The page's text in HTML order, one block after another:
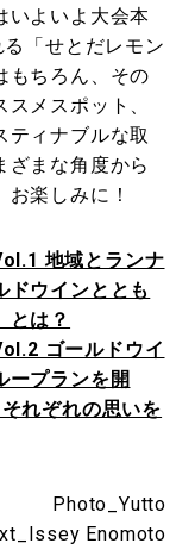
いよいよ大会本
「せとだレモン
もちろん、その
メスポット、
ティナブルな取
ざまな角度から
楽しみに！
地域とランナ
ドウインととも
とは？
ゴールドウイ
ープランを開
れぞれの思いを
Photo_Yutto
Enomoto